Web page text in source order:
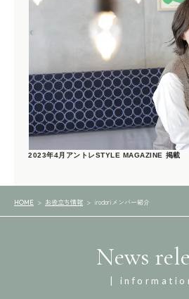
2023年4月アントレSTYLE MAGAZINE 掲載
HOME お役立ち情報 irodoriメンバー紹介
News
|